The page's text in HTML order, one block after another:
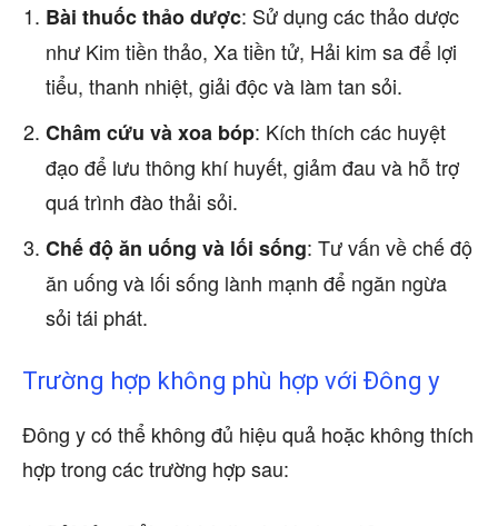
Bài thuốc thảo dược: Sử dụng các thảo dược
như Kim tiền thảo, Xa tiền tử, Hải kim sa để lợi
tiểu, thanh nhiệt, giải độc và làm tan sỏi.
Châm cứu và xoa bóp: Kích thích các huyệt
đạo để lưu thông khí huyết, giảm đau và hỗ trợ
quá trình đào thải sỏi.
Chế độ ăn uống và lối sống: Tư vấn về chế độ
ăn uống và lối sống lành mạnh để ngăn ngừa
sỏi tái phát.
Trường hợp không phù hợp với Đông y
Đông y có thể không đủ hiệu quả hoặc không thích
hợp trong các trường hợp sau: